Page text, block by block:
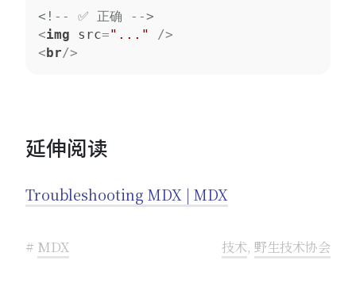
<!-- ✅ 正确 -->
<img src="..."
/>
< br/>
延伸阅读
Troubleshooting MDX | MDX
# MDX 技术, 野生技术协会